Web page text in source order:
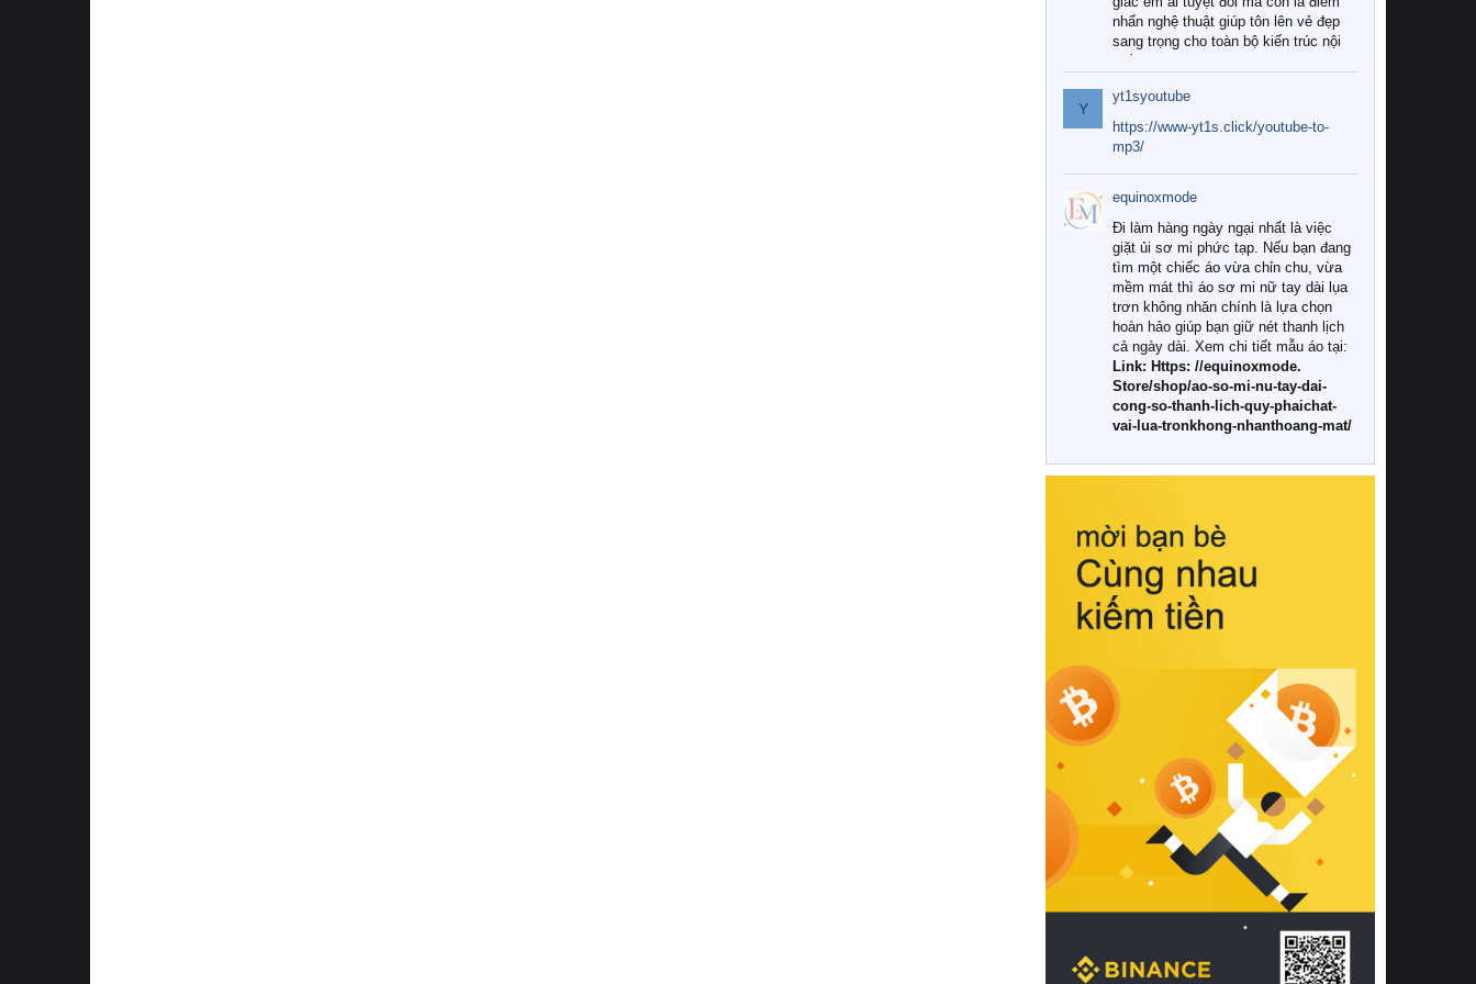
nhấn nghệ thuật giúp tôn lên vẻ đẹp
sang trọng cho toàn bộ kiến trúc nội
Tuy nhiên, giữa thị trường đa dạng
với vô vàn thương hiệu và mẫu mã
như hiện nay, làm thế nào để chọn
được những bộ chăn ga gối đệm cao
cấp thực sự chất lượng, phù hợp với
khí hậu và nhu cầu sử dụng của gia
đình? Hãy cùng chúng tôi đi tìm lời
giải đáp chi tiết qua bài viết dưới đây.
1. Tại sao các gia đình hiện đại lại ưa
chuộng chăn ga gối đệm cao cấp?
Khác với các dòng sản phẩm thông
thường, những bộ chăn ga gối đệm
cao cấp trải qua quy trình sản xuất
nghiêm ngặt từ khâu chọn lọc nguyên
liệu tự nhiên đến công nghệ dệt
nhuộm hiện đại không chứa hóa chất
này, bạn sẽ cảm nhận rõ rệt sự khác
hồi chuẩn xác của phần đệm nâng đỡ
cột sống.
Bên cạnh đó, việc lựa chọn các dòng
sản phẩm đạt chuẩn chất lượng quốc
tế còn giúp ngăn ngừa tình trạng kích
khuẩn và nấm mốc trong điều kiện
thời tiết nóng ẩm. Bạn có thể tìm hiểu
thêm các nghiên cứu khoa học về tác
động của giấc ngủ và môi trường
phòng ngủ đối với sức khỏe con
người tại Sleep Foundation (External
Link) để có cái nhìn toàn diện hơn.
2. Các tiêu chí vàng khi lựa chọn
chăn ga gối đệm cao cấp cho phòng
ngủ
Để sở hữu một bộ chăn ga gối đệm
cao cấp hoàn hảo cả về thẩm mỹ lẫn
công năng, người tiêu dùng cần cân
nhắc kỹ lưỡng các tiêu chí quan trọng
Y
yt1syoutube
https://www-yt1s.click/youtube-to-
mp3/
equinoxmode
Đi làm hàng ngày ngại nhất là việc
giặt ủi sơ mi phức tạp. Nếu bạn đang
tìm một chiếc áo vừa chỉn chu, vừa
mềm mát thì áo sơ mi nữ tay dài lụa
trơn không nhăn chính là lựa chọn
hoàn hảo giúp bạn giữ nét thanh lịch
cả ngày dài. Xem chi tiết mẫu áo tại:
Link: Https: //equinoxmode.
Store/shop/ao-so-mi-nu-tay-dai-
cong-so-thanh-lich-quy-phaichat-
vai-lua-tronkhong-nhanthoang-mat/